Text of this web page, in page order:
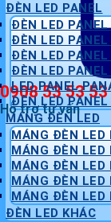
0908 53 53 53
Hỗ trợ tư vấn
ĐÈN LED PANEL
ĐÈN LED
ĐÈN LED PANEL
ĐÈN LED
ĐÈN LED
LED PANEL
ĐÈN LED PANEL
MÁNG ĐÈN LED
MÁNG ĐÈN LED
MÁNG ĐÈN LED
MÁNG ĐÈN LED
MÁNG ĐÈN LED
MÁNG ĐÈN LED
ĐÈN LED KHÁC